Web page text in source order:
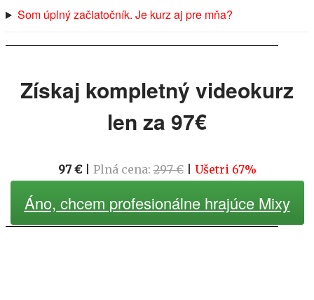
Som úplný začiatočník. Je kurz aj pre mňa?
Získaj kompletný videokurz
len za 97€
97 €| Plná cena:297 €| Ušetri 67%
Áno, chcem profesionálne hrajúce Mixy